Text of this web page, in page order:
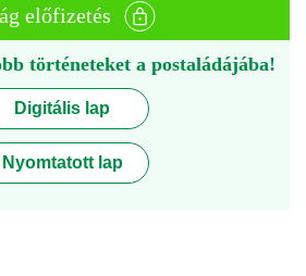
előfizetés
történeteket a postaládájába!
Digitális lap
Nyomtatott lap